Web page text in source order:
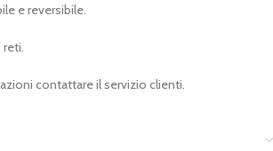
e reversibile.
contattare il servizio clienti.